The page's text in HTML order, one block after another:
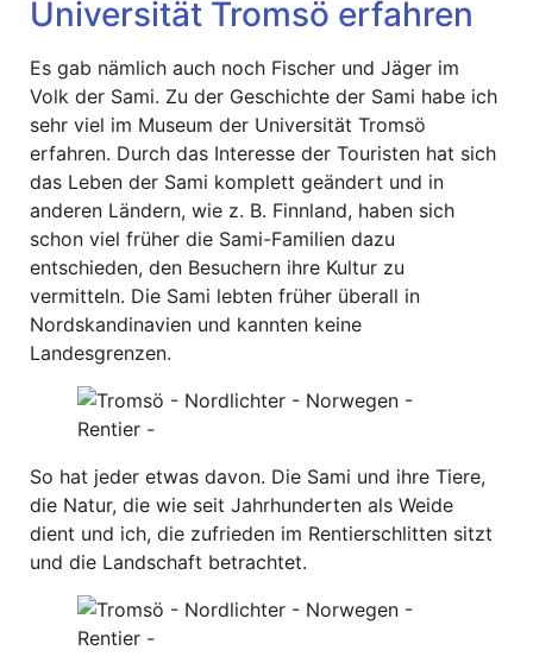
Universität Tromsö erfahren
Es gab nämlich auch noch Fischer und Jäger im
Volk der Sami. Zu der Geschichte der Sami habe ich
sehr viel im Museum der Universität Tromsö
erfahren. Durch das Interesse der Touristen hat sich
das Leben der Sami komplett geändert und in
anderen Ländern, wie z. B. Finnland, haben sich
schon viel früher die Sami-Familien dazu
entschieden, den Besuchern ihre Kultur zu
vermitteln. Die Sami lebten früher überall in
Nordskandinavien und kannten keine
Landesgrenzen.
So hat jeder etwas davon. Die Sami und ihre Tiere,
die Natur, die wie seit Jahrhunderten als Weide
dient und ich, die zufrieden im Rentierschlitten sitzt
und die Landschaft betrachtet.